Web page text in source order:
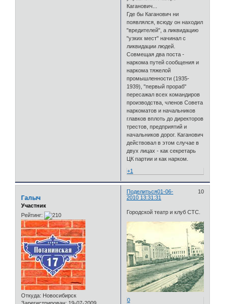
Каганович...
Где бы Каганович ни
появлялся, всюду он находил
"вредителей", а ликвидацию
"узких мест" начинал с
ликвидации людей.
Совмещая два поста -
наркома путей сообщения и
наркома тяжелой
промышленности (1935-
1939), "первый прораб"
пересажал всех командиров
производства, членов Совета
наркоматов и начальников
главков вплоть до директоров
трестов, предприятий и
начальников дорог. Каганович
действовал в этом случае в
двух лицах - как секретарь
ЦК партии и как нарком.
+1
Поделиться 10
01-06-
2010 13:31:31
Галыч
Участник
Рейтинг:
Откуда: Новосибирск
Городской театр и клуб СТС.
0